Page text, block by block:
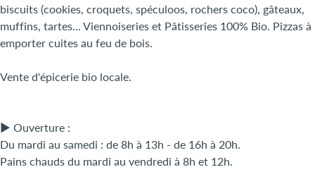
biscuits (cookies, croquets, spéculoos, rochers coco), gâteaux,
muffins, tartes... Viennoiseries et Pâtisseries 100% Bio. Pizzas à
emporter cuites au feu de bois.
Vente d'épicerie bio locale.
► Ouverture :
Du mardi au samedi : de 8h à 13h - de 16h à 20h.
Pains chauds du mardi au vendredi à 8h et 12h.